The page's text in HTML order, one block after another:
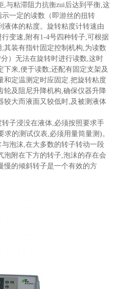
,与粘滞阻力抗衡zui后达到平衡,这
一定的读数（即游丝的扭转
液体的粘度。旋转粘度计转速由
变速,附有1-4号四种转子,可根据
其装有指针固定控制机构,为读数
）无法在旋转时进行读数,这时
下来,便于读数;还配有固定支架及
和定温测定时应固定.把旋转粘度
轮及阻尼升降机构,确保仪器升降
较大而液面又较低时,及被测液体
子浸没在液体,必须按照要求手
的测试仪表,必须用量筒量测)。
泡沫,在大多数的转子转动一段
泡附在下方的转子,泡沫的存在会
慢的倾斜转子是一个有效的方